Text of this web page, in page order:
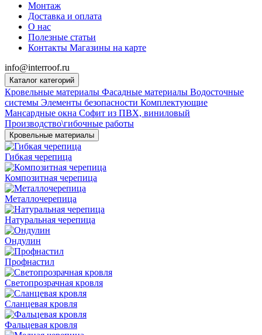
Монтаж
Доставка и оплата
О нас
Полезные статьи
Контакты Магазины на карте
info@interroof.ru
Каталог категорий
Кровельные материалы Фасадные материалы Водосточные
системы Элементы безопасности Комплектующие
Мансардные окна Софит из ПВХ, виниловый
Производство\гибочные работы
Кровельные материалы
Гибкая черепица
Композитная черепица
Металлочерепица
Натуральная черепица
Ондулин
Профнастил
Светопрозрачная кровля
Сланцевая кровля
Фальцевая кровля